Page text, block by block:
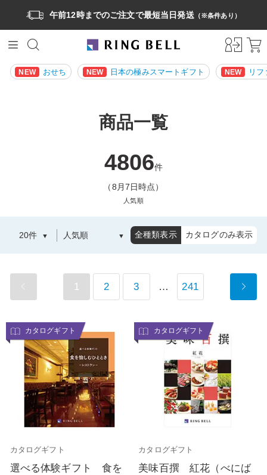
午前12時までのご注文で最短当日発送（※条件あり）
NEW おせち NEW 日本の極みスマートギフト NEW リ
商品一覧
4806件
（8月7日時点）
人気順
全種類表示 カタログのみ表示
1 2 3 … 241
カタログギフト
カタログギフト
選べる体験ギフト 食を
カタログギフト
カタログギフト
美味百撰 紅花（べにば